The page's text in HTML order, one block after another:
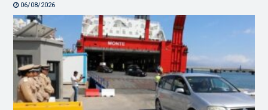
06/08/2026